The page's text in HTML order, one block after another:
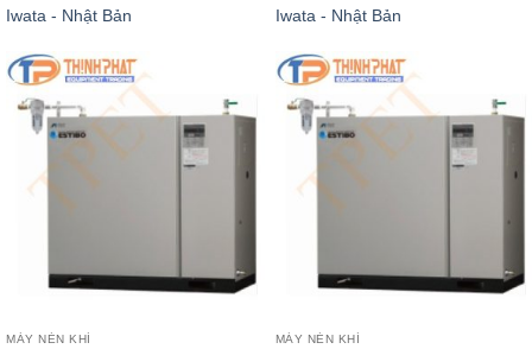
Iwata - Nhật Bản
Iwata - Nhật Bản
MÁY NÉN KHÍ MÁY NÉN KHÍ